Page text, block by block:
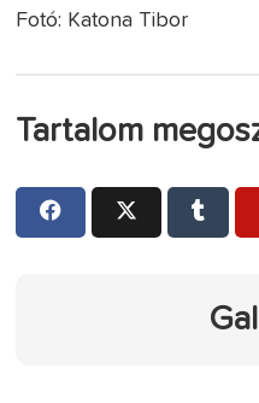
Fotó: Katona Tibor
Tartalom